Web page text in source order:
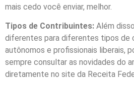
mais cedo você enviar, melhor.
Tipos de Contribuintes: Além
diferentes para diferentes tipos de
autônomos e profissionais liberais,
sempre consultar as novidades do
diretamente no site da Receita